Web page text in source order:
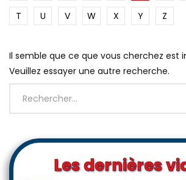
T
U V W X Y Z
Il semble que ce que vous cherchez est
Veuillez essayer une autre recherche.
Les dernières